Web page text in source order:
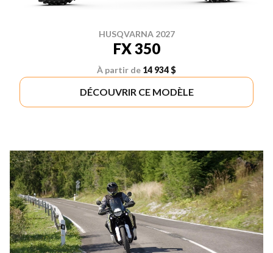
HUSQVARNA 2027
FX 350
À partir de 14 934 $
DÉCOUVRIR CE MODÈLE